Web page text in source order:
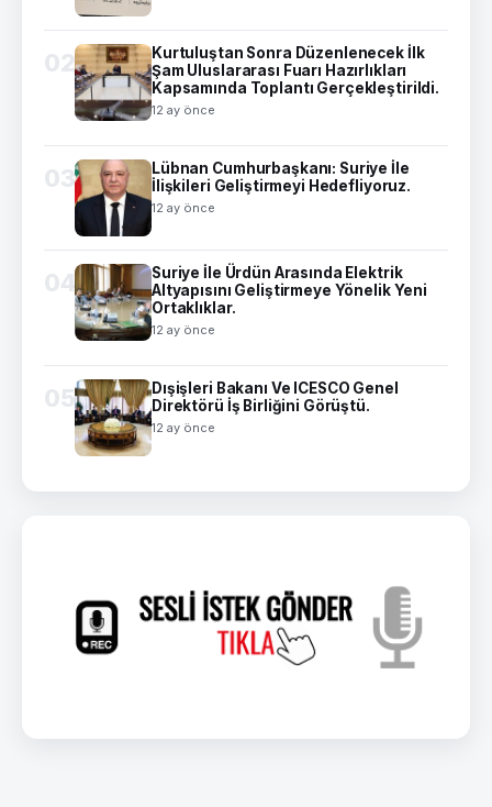
02
Kurtuluştan Sonra Düzenlenecek İlk
Şam Uluslararası Fuarı Hazırlıkları
Kapsamında Toplantı Gerçekleştirildi.
12 ay önce
03
Lübnan Cumhurbaşkanı: Suriye İle
İlişkileri Geliştirmeyi Hedefliyoruz.
12 ay önce
04
Suriye İle Ürdün Arasında Elektrik
Altyapısını Geliştirmeye Yönelik Yeni
Ortaklıklar.
12 ay önce
05
Dışişleri Bakanı Ve ICESCO Genel
Direktörü İş Birliğini Görüştü.
12 ay önce